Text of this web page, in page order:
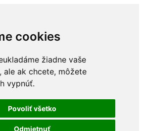
cookies
žiadne vaše
ale ak chcete, môžete
vypnúť.
Povoliť všetko
Odmietnuť